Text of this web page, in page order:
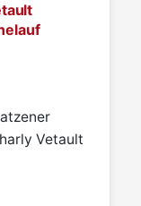
Vetault